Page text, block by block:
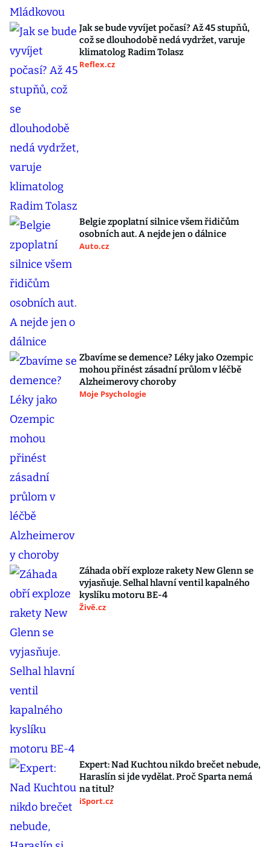
Jak se bude vyvíjet počasí? Až 45 stupňů,
což se dlouhodobě nedá vydržet, varuje
klimatolog Radim Tolasz
Reflex.cz
Belgie zpoplatní silnice všem řidičům
osobních aut. A nejde jen o dálnice
Auto.cz
Zbavíme se demence? Léky jako Ozempic
mohou přinést zásadní průlom v léčbě
Alzheimerovy choroby
Moje Psychologie
Záhada obří exploze rakety New Glenn se
vyjasňuje. Selhal hlavní ventil kapalného
kyslíku motoru BE-4
Živě.cz
Expert: Nad Kuchtou nikdo brečet nebude,
Haraslín si jde vydělat. Proč Sparta nemá
na titul?
iSport.cz